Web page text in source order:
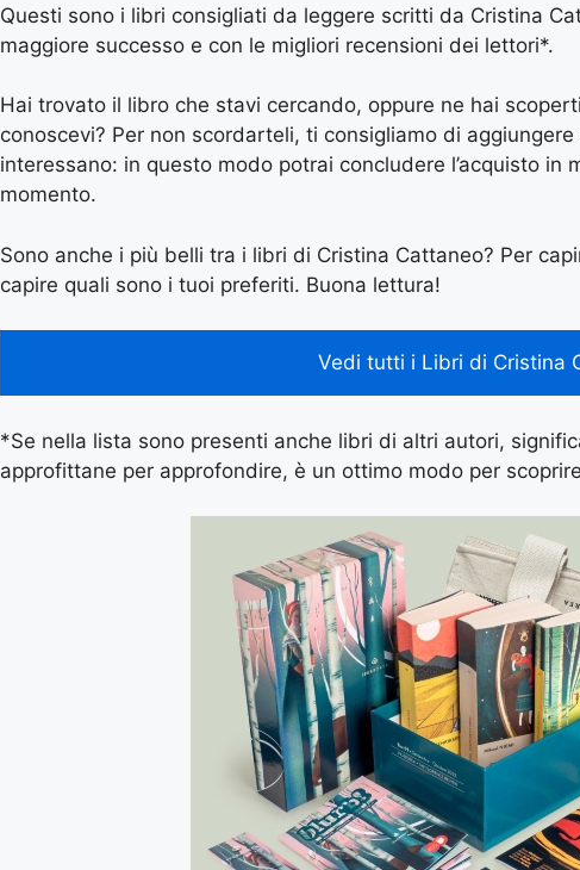
Questi sono i libri consigliati da leggere scritti da Cristina
maggiore successo e con le migliori recensioni dei lettori*.
Hai trovato il libro che stavi cercando, oppure ne hai
conoscevi? Per non scordarteli, ti consigliamo di
interessano: in questo modo potrai concludere l’acquisto in
momento.
Sono anche i più belli tra i libri di Cristina Cattaneo? Per
capire quali sono i tuoi preferiti. Buona lettura!
Vedi tutti i Libri di Cristina
*Se nella lista sono presenti anche libri di altri autori,
approfittane per approfondire, è un ottimo modo per